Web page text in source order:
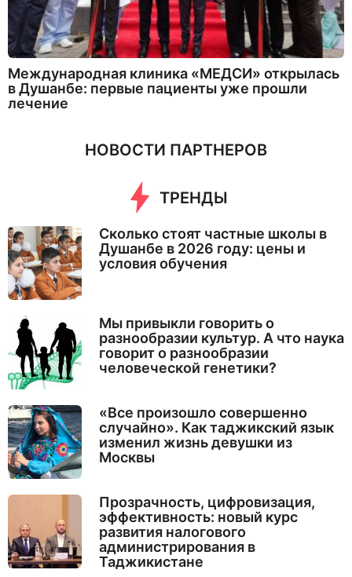
Международная клиника «МЕДСИ» открылась
в Душанбе: первые пациенты уже прошли
лечение
НОВОСТИ ПАРТНЕРОВ
ТРЕНДЫ
Сколько стоят частные школы в
Душанбе в 2026 году: цены и
условия обучения
Мы привыкли говорить о
разнообразии культур. А что наука
говорит о разнообразии
человеческой генетики?
«Все произошло совершенно
случайно». Как таджикский язык
изменил жизнь девушки из
Москвы
Прозрачность, цифровизация,
эффективность: новый курс
развития налогового
администрирования в
Таджикистане